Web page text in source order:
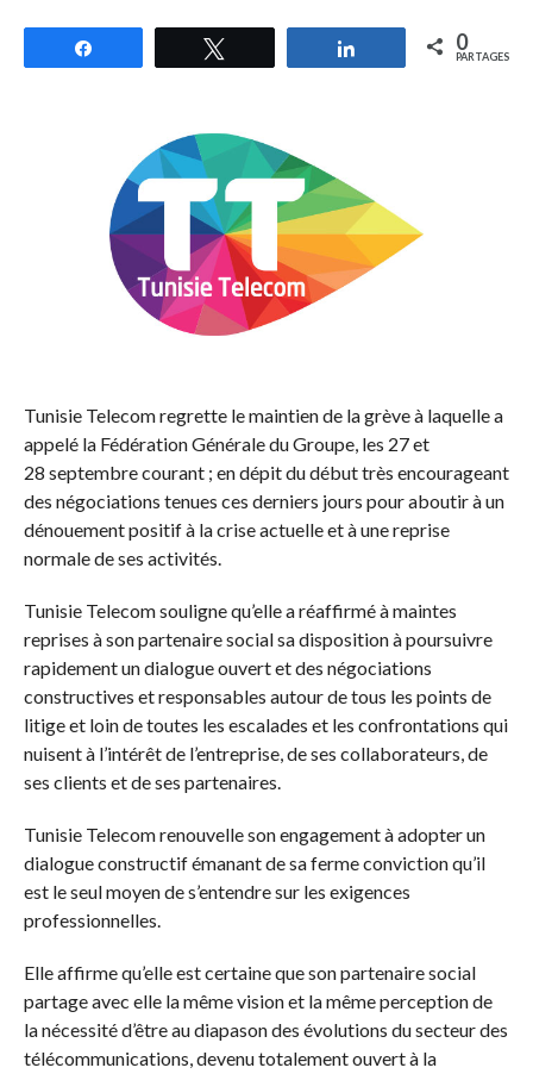
Partagez 0
PARTAGES
Tunisie Telecom regrette le maintien de la grève à laquelle a
appelé la Fédération Générale du Groupe, les 27 et
28 septembre courant ; en dépit du début très encourageant
des négociations tenues ces derniers jours pour aboutir à un
dénouement positif à la crise actuelle et à une reprise
normale de ses activités.
Tunisie Telecom souligne qu’elle a réaffirmé à maintes
reprises à son partenaire social sa disposition à poursuivre
rapidement un dialogue ouvert et des négociations
constructives et responsables autour de tous les points de
litige et loin de toutes les escalades et les confrontations qui
nuisent à l’intérêt de l’entreprise, de ses collaborateurs, de
ses clients et de ses partenaires.
Tunisie Telecom renouvelle son engagement à adopter un
dialogue constructif émanant de sa ferme conviction qu’il
est le seul moyen de s’entendre sur les exigences
professionnelles.
Elle affirme qu’elle est certaine que son partenaire social
partage avec elle la même vision et la même perception de
la nécessité d’être au diapason des évolutions du secteur des
télécommunications, devenu totalement ouvert à la